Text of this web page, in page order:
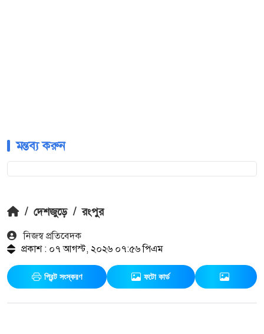
মন্তব্য করুন
/ দেশজুড়ে / রংপুর
নিজস্ব প্রতিবেদক
প্রকাশ : ০৭ আগস্ট, ২০২৬ ০৭:৫৬ পিএম
প্রিন্ট সংস্করণ ফটো কার্ড